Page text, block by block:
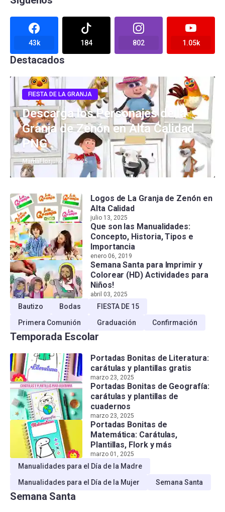
43k 184 802 1.05k
Destacados
FIESTA DE LA GRANJA
Descarga los Personajes de la
Granja de Zenón en Alta Calidad
PNG
MamaFlorjulio 13, 2025
Logos de La Granja de Zenón en
Alta Calidad
julio 13, 2025
Que son las Manualidades:
Concepto, Historia, Tipos e
Importancia
enero 06, 2019
Semana Santa para Imprimir y
Colorear (HD) Actividades para
Niños!
abril 03, 2025
Bautizo Bodas
FIESTA DE 15
Primera Comunión
Graduación Confirmación
Temporada Escolar
Portadas Bonitas de Literatura:
carátulas y plantillas gratis
marzo 23, 2025
Portadas Bonitas de Geografía:
carátulas y plantillas de
cuadernos
marzo 23, 2025
Portadas Bonitas de
Matemática: Carátulas,
Plantillas, Flork y más
marzo 01, 2025
Manualidades para el Día de la Madre
Manualidades para el Día de la Mujer
Semana Santa
Semana Santa